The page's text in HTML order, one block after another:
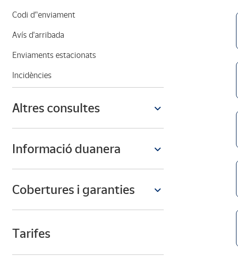
Codi d’'enviament
Avís d'arribada
Enviaments estacionats
Incidències
Altres consultes
Informació duanera
Cobertures i garanties
Tarifes